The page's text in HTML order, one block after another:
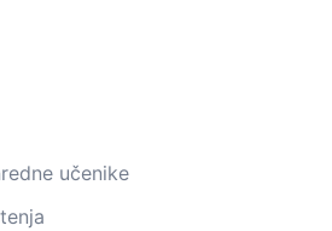
učenike